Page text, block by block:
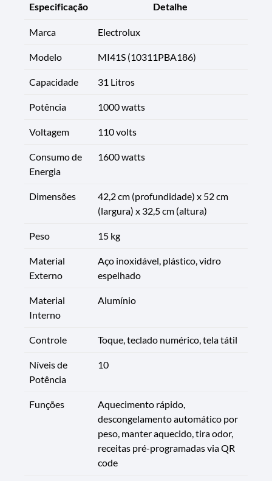
Especificação Detalhe
Marca Electrolux
Modelo MI41S (10311PBA186)
Capacidade 31 Litros
Potência 1000 watts
Voltagem 110 volts
Consumo de
Energia
1600 watts
Dimensões
42,2 cm (profundidade) x 52 cm
(largura) x 32,5 cm (altura)
Peso 15 kg
Material
Externo
Aço inoxidável, plástico, vidro
espelhado
Material
Interno
Alumínio
Controle Toque, teclado numérico, tela tátil
Níveis de
Potência
10
Funções
Aquecimento rápido,
descongelamento automático por
peso, manter aquecido, tira odor,
receitas pré-programadas via QR
code